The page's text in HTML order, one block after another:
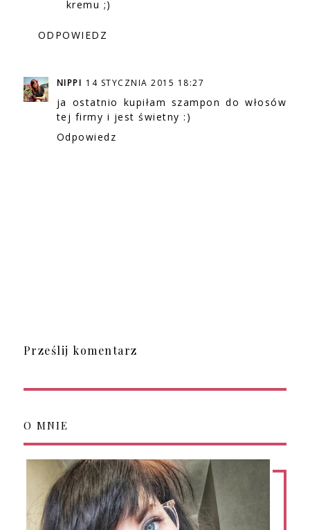
kremu ;)
ODPOWIEDZ
NIPPI 14 STYCZNIA 2015 18:27
ja ostatnio kupiłam szampon do włosów
tej firmy i jest świetny :)
Odpowiedz
Prześlij komentarz
O MNIE